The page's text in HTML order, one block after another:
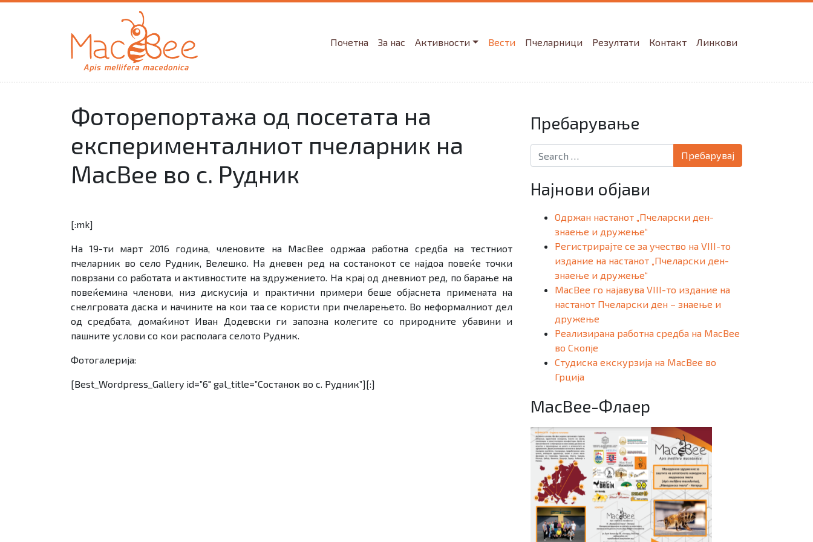
Почетна За нас Активности Вести Пчеларници Резултати Контакт Линкови
Фоторепортажа од посетата на
експерименталниот пчеларник на
MacBee во с. Рудник
[:mk]
На 19-ти март 2016 година, членовите на MacBee одржаа работна средба на тестниот
пчеларник во село Рудник, Велешко. На дневен ред на состанокот се најдоа повеќе точки
поврзани со работата и активностите на здружението. На крај од дневниот ред, по барање на
повеќемина членови, низ дискусија и практични примери беше објаснета примената на
снелгровата даска и начините на кои таа се користи при пчеларењето. Во неформалниот дел
од средбата, домаќинот Иван Додевски ги запозна колегите со природните убавини и
пашните услови со кои располага селото Рудник.
Фотогалерија:
[Best_Wordpress_Gallery id=”6″ gal_title=”Состанок во с. Рудник”][:]
Пребарување
Search for:
Најнови објави
Одржан настанот „Пчеларски ден-
знаење и дружење“
Регистрирајте се за учество на VIII-то
издание на настанот „Пчеларски ден-
знаење и дружење“
MacBee го најавува VIII-то издание на
настанот Пчеларски ден – знаење и
дружење
Реализирана работна средба на MacBee
во Скопје
Студиска екскурзија на MacBee во
Грција
MacBee-Флаер